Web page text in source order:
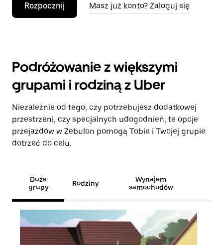
Rozpocznij Masz już konto? Zaloguj się
Podróżowanie z większymi
grupami i rodziną z Uber
Niezależnie od tego, czy potrzebujesz dodatkowej
przestrzeni, czy specjalnych udogodnień, te opcje
przejazdów w Zebulon pomogą Tobie i Twojej grupie
dotrzeć do celu.
Duże
grupy
Rodziny
Wynajem
samochodów